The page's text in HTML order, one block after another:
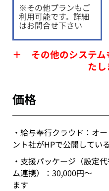
※その他プランもご
利用可能です。詳細
はお問合せ下さい
＋ その他のシステム
たし
価格
・給与奉行クラウド：オ
ント社がHPで公開してい
・支援パッケージ（設定
ム連携）：30,000円～
ます